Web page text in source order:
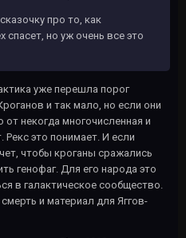
про то, как
спасет, но уж очень все это
уже перешла порог
и так мало, но если они
некогда многочисленная и
это понимает. И если
чтобы кроганы сражались
генофаг. Для его народа это
в галактическое сообщество.
и материал для Яггов-